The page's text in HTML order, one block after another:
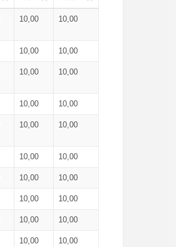
10,00 10,00
10,00 10,00
10,00 10,00
10,00 10,00
10,00 10,00
10,00 10,00
10,00 10,00
10,00 10,00
10,00 10,00
10,00 10,00